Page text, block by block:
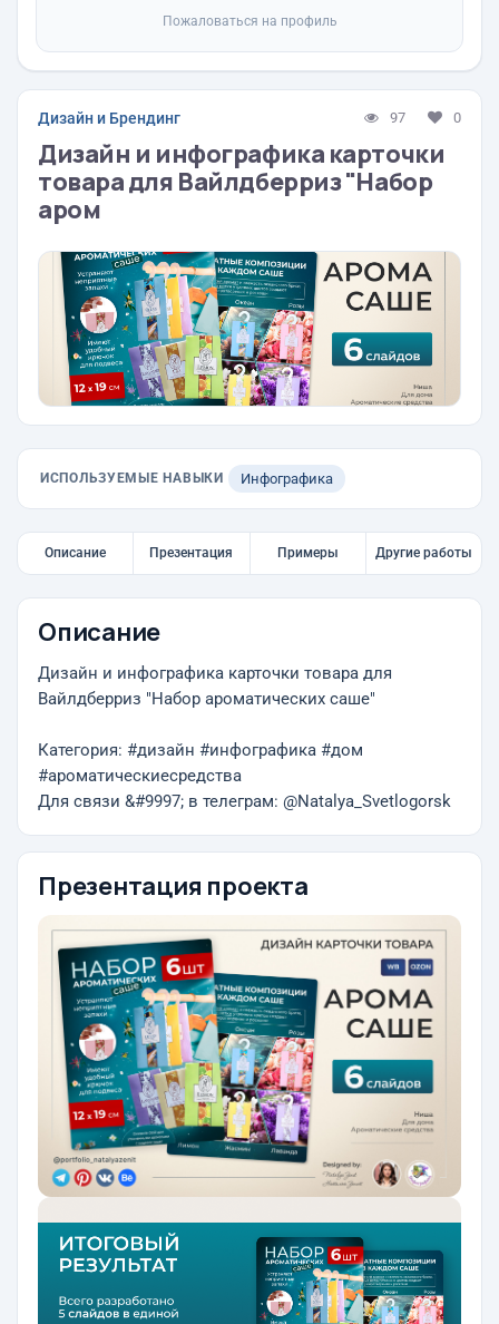
Пожаловаться на профиль
Дизайн и Брендинг 97 0
Дизайн и инфографика карточки
товара для Вайлдберриз "Набор
аром
ИСПОЛЬЗУЕМЫЕ НАВЫКИ Инфографика
Описание Презентация Примеры Другие работы
Описание
Дизайн и инфографика карточки товара для
Вайлдберриз "Набор ароматических саше"
Категория: #дизайн #инфографика #дом
#ароматическиесредства
Для связи &#9997; в телеграм: @Natalya_Svetlogorsk
Презентация проекта